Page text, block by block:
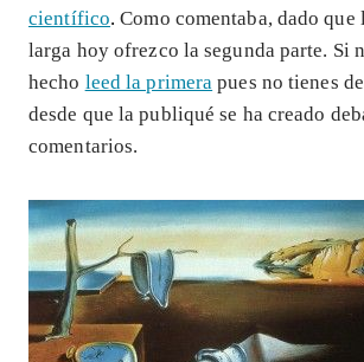
científico.Como comentaba, dado que
larga hoy ofrezco la segunda parte. Si
hecho leed la primera pues no tienes
desde que la publiqué se ha creado
comentarios.